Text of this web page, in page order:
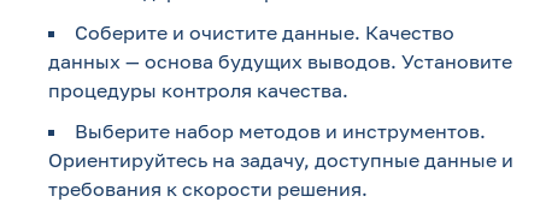
Соберите и очистите данные. Качество
данных — основа будущих выводов. Установите
процедуры контроля качества.
Выберите набор методов и инструментов.
Ориентируйтесь на задачу, доступные данные и
требования к скорости решения.